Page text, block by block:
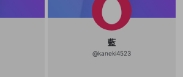
藍
@kaneki4523